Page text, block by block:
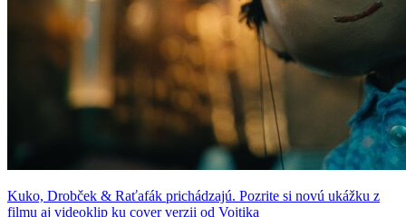
Kuko, Drobček & Raťafák prichádzajú. Pozrite si novú ukážku z
filmu aj videoklip ku cover verzii od Vojtika